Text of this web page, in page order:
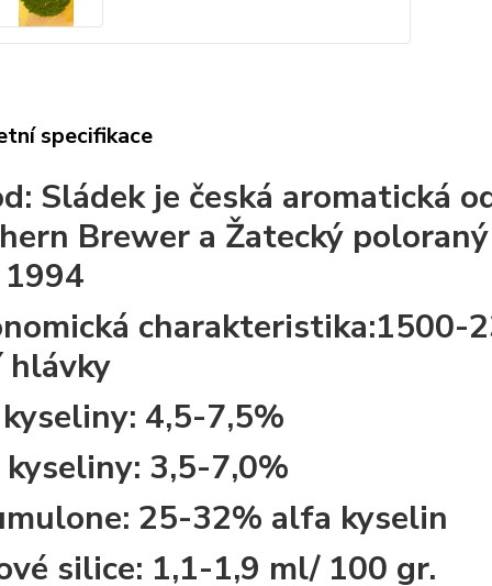
specifikace
: Sládek je česká aromatická
Brewer a Žatecký
charakteristika:1500-
hlávky
: 4,5-7,5%
3,5-7,0%
25-32% alfa kyselin
silice: 1,1-1,9 ml/ 100 gr.